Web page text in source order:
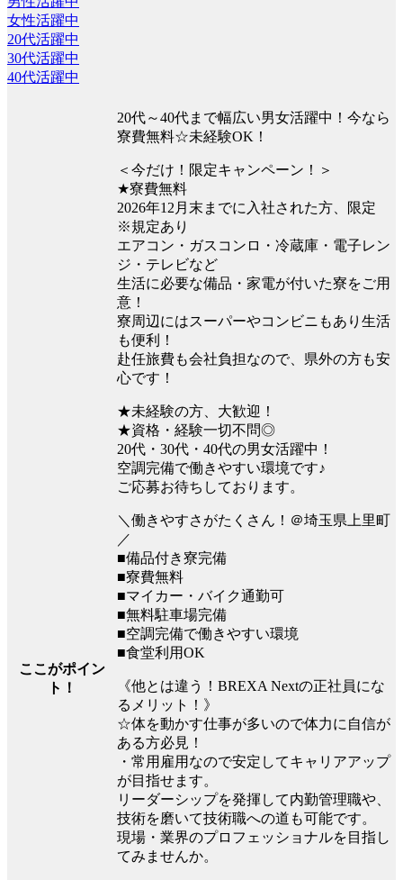
女性活躍中
20代活躍中
30代活躍中
40代活躍中
ここがポイン
ト！
20代～40代まで幅広い男女活躍中！今なら
寮費無料☆未経験OK！
＜今だけ！限定キャンペーン！＞
★寮費無料
2026年12月末までに入社された方、限定
※規定あり
エアコン・ガスコンロ・冷蔵庫・電子レン
ジ・テレビなど
生活に必要な備品・家電が付いた寮をご用
意！
寮周辺にはスーパーやコンビニもあり生活
も便利！
赴任旅費も会社負担なので、県外の方も安
心です！
★未経験の方、大歓迎！
★資格・経験一切不問◎
20代・30代・40代の男女活躍中！
空調完備で働きやすい環境です♪
ご応募お待ちしております。
＼働きやすさがたくさん！＠埼玉県上里町
／
■備品付き寮完備
■寮費無料
■マイカー・バイク通勤可
■無料駐車場完備
■空調完備で働きやすい環境
■食堂利用OK
《他とは違う！BREXA Nextの正社員にな
るメリット！》
☆体を動かす仕事が多いので体力に自信が
ある方必見！
・常用雇用なので安定してキャリアアップ
が目指せます。
リーダーシップを発揮して内勤管理職や、
技術を磨いて技術職への道も可能です。
現場・業界のプロフェッショナルを目指し
てみませんか。